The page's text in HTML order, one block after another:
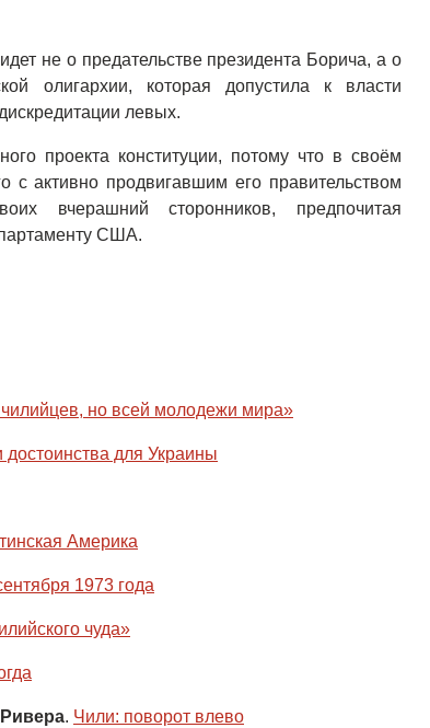
не о предательстве президента Борича, а о
олигархии, которая допустила к власти
левых.
проекта конституции, потому что в своём
с активно продвигавшим его правительством
вчерашний сторонников, предпочитая
США.
но всей молодежи мира»
для Украины
Америка
1973 года
чуда»
. Чили: поворот влево